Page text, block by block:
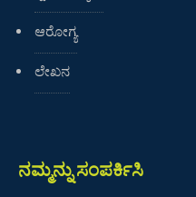
ಆರೋಗ್ಯ
ಲೇಖನ
ನಮ್ಮನ್ನು ಸಂಪರ್ಕಿಸಿ